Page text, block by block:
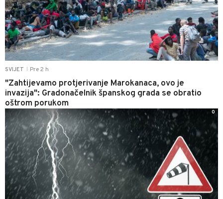
SVIJET Pre 2 h
"Zahtijevamo protjerivanje Marokanaca, ovo je
invazija": Gradonačelnik španskog grada se obratio
oštrom porukom
0